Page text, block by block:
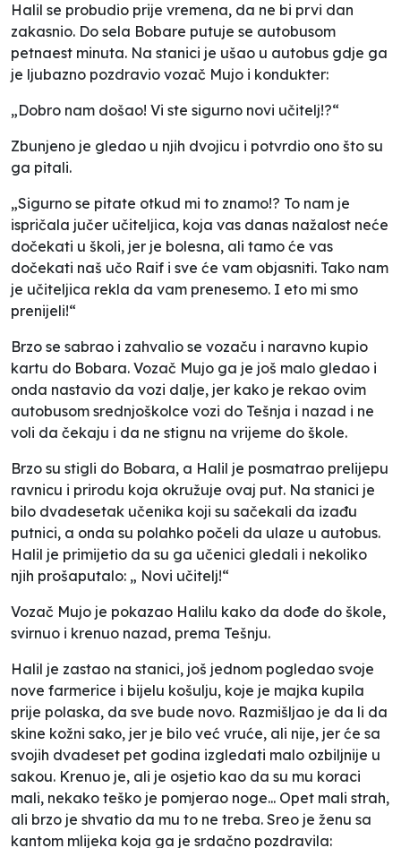
Halil se probudio prije vremena, da ne bi prvi dan
zakasnio. Do sela Bobare putuje se autobusom
petnaest minuta. Na stanici je ušao u autobus gdje ga
je ljubazno pozdravio vozač Mujo i kondukter:
„Dobro nam došao! Vi ste sigurno novi učitelj!?“
Zbunjeno je gledao u njih dvojicu i potvrdio ono što su
ga pitali.
„Sigurno se pitate otkud mi to znamo!? To nam je
ispričala jučer učiteljica, koja vas danas nažalost neće
dočekati u školi, jer je bolesna, ali tamo će vas
dočekati naš učo Raif i sve će vam objasniti. Tako nam
je učiteljica rekla da vam prenesemo. I eto mi smo
prenijeli!“
Brzo se sabrao i zahvalio se vozaču i naravno kupio
kartu do Bobara. Vozač Mujo ga je još malo gledao i
onda nastavio da vozi dalje, jer kako je rekao ovim
autobusom srednjoškolce vozi do Tešnja i nazad i ne
voli da čekaju i da ne stignu na vrijeme do škole.
Brzo su stigli do Bobara, a Halil je posmatrao prelijepu
ravnicu i prirodu koja okružuje ovaj put. Na stanici je
bilo dvadesetak učenika koji su sačekali da izađu
putnici, a onda su polahko počeli da ulaze u autobus.
Halil je primijetio da su ga učenici gledali i nekoliko
njih prošaputalo: „ Novi učitelj!“
Vozač Mujo je pokazao Halilu kako da dođe do škole,
svirnuo i krenuo nazad, prema Tešnju.
Halil je zastao na stanici, još jednom pogledao svoje
nove farmerice i bijelu košulju, koje je majka kupila
prije polaska, da sve bude novo. Razmišljao je da li da
skine kožni sako, jer je bilo već vruće, ali nije, jer će sa
svojih dvadeset pet godina izgledati malo ozbiljnije u
sakou. Krenuo je, ali je osjetio kao da su mu koraci
mali, nekako teško je pomjerao noge... Opet mali strah,
ali brzo je shvatio da mu to ne treba. Sreo je ženu sa
kantom mlijeka koja ga je srdačno pozdravila: